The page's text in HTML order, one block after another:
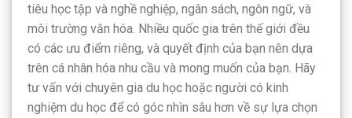
tiêu học tập và nghề nghiệp, ngân sách, ngôn ngữ, và
môi trường văn hóa. Nhiều quốc gia trên thế giới đều
có các ưu điểm riêng, và quyết định của bạn nên dựa
trên cá nhân hóa nhu cầu và mong muốn của bạn. Hãy
tư vấn với chuyên gia du học hoặc người có kinh
nghiệm du học để có góc nhìn sâu hơn về sự lựa chọn